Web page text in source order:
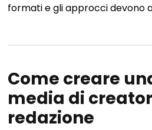
formati e gli approcci devono
Come creare
media di
redazione